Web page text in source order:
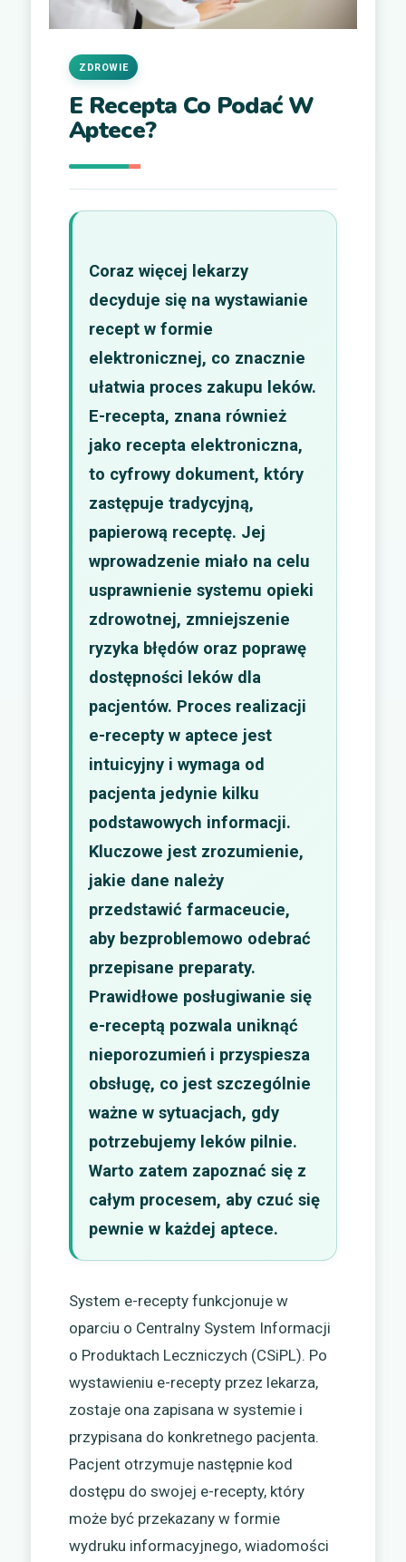
E Recepta Co Podać W
Aptece?
ZDROWIE
Coraz więcej lekarzy
decyduje się na wystawianie
recept w formie
elektronicznej, co znacznie
ułatwia proces zakupu leków.
E-recepta, znana również
jako recepta elektroniczna,
to cyfrowy dokument, który
zastępuje tradycyjną,
papierową receptę. Jej
wprowadzenie miało na celu
usprawnienie systemu opieki
zdrowotnej, zmniejszenie
ryzyka błędów oraz poprawę
dostępności leków dla
pacjentów. Proces realizacji
e-recepty w aptece jest
intuicyjny i wymaga od
pacjenta jedynie kilku
podstawowych informacji.
Kluczowe jest zrozumienie,
jakie dane należy
przedstawić farmaceucie,
aby bezproblemowo odebrać
przepisane preparaty.
Prawidłowe posługiwanie się
e-receptą pozwala uniknąć
nieporozumień i przyspiesza
obsługę, co jest szczególnie
ważne w sytuacjach, gdy
potrzebujemy leków pilnie.
Warto zatem zapoznać się z
całym procesem, aby czuć się
pewnie w każdej aptece.
System e-recepty funkcjonuje w
oparciu o Centralny System Informacji
o Produktach Leczniczych (CSiPL). Po
wystawieniu e-recepty przez lekarza,
zostaje ona zapisana w systemie i
przypisana do konkretnego pacjenta.
Pacjent otrzymuje następnie kod
dostępu do swojej e-recepty, który
może być przekazany w formie
wydruku informacyjnego, wiadomości